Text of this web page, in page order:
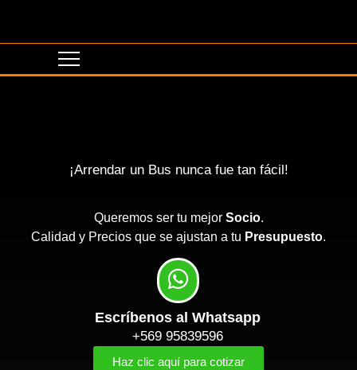
¡Arrendar un Bus nunca fue tan fácil!
Queremos ser tu mejor Socio.
Calidad y Precios que se ajustan a tu Presupuesto.
Escríbenos al Whatsapp
+569 95839596
Haz clic aquí para cotizar